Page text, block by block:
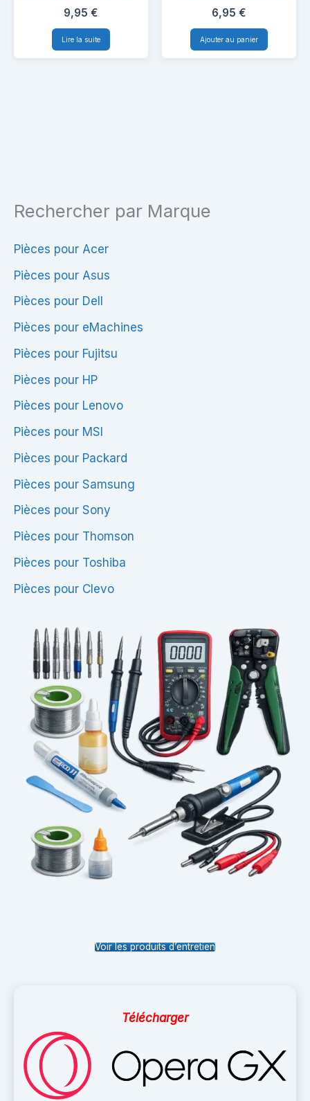
Rechercher par Marque
Pièces pour Acer
Pièces pour Asus
Pièces pour Dell
Pièces pour eMachines
Pièces pour Fujitsu
Pièces pour HP
Pièces pour Lenovo
Pièces pour MSI
Pièces pour Packard
Pièces pour Samsung
Pièces pour Sony
Pièces pour Thomson
Pièces pour Toshiba
Pièces pour Clevo
Voir les produits d’entretien
Télécharger
Lenovo
IdeaPad
3
9,95 €
Lire la suite
Q159
–
Charnières
Remplacement Écran
6,95 €
Ajouter au panier